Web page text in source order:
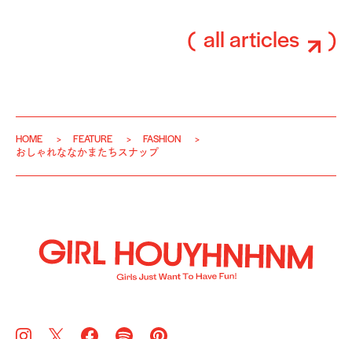
all articles
HOME FEATURE
FASHION
おしゃれななかまたちスナップ